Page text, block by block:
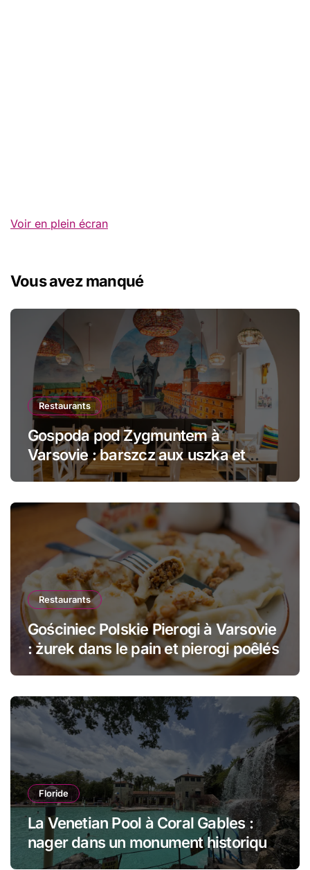
Voir en plein écran
Vous avez manqué
Restaurants
Gospoda pod Zygmuntem à
Varsovie : barszcz aux uszka et
pierogi face au Château Royal
Restaurants
Gościniec Polskie Pierogi à Varsovie
: żurek dans le pain et pierogi poêlés
Floride
La Venetian Pool à Coral Gables :
nager dans un monument historique
de Miami